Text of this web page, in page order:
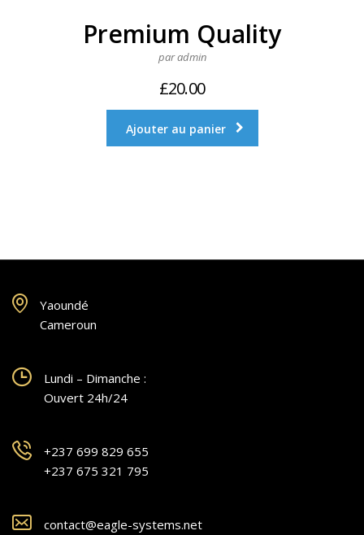
Premium Quality
par admin
£20.00
Ajouter au panier
Yaoundé
Cameroun
Lundi – Dimanche :
Ouvert 24h/24
+237 699 829 655
+237 675 321 795
contact@eagle-systems.net